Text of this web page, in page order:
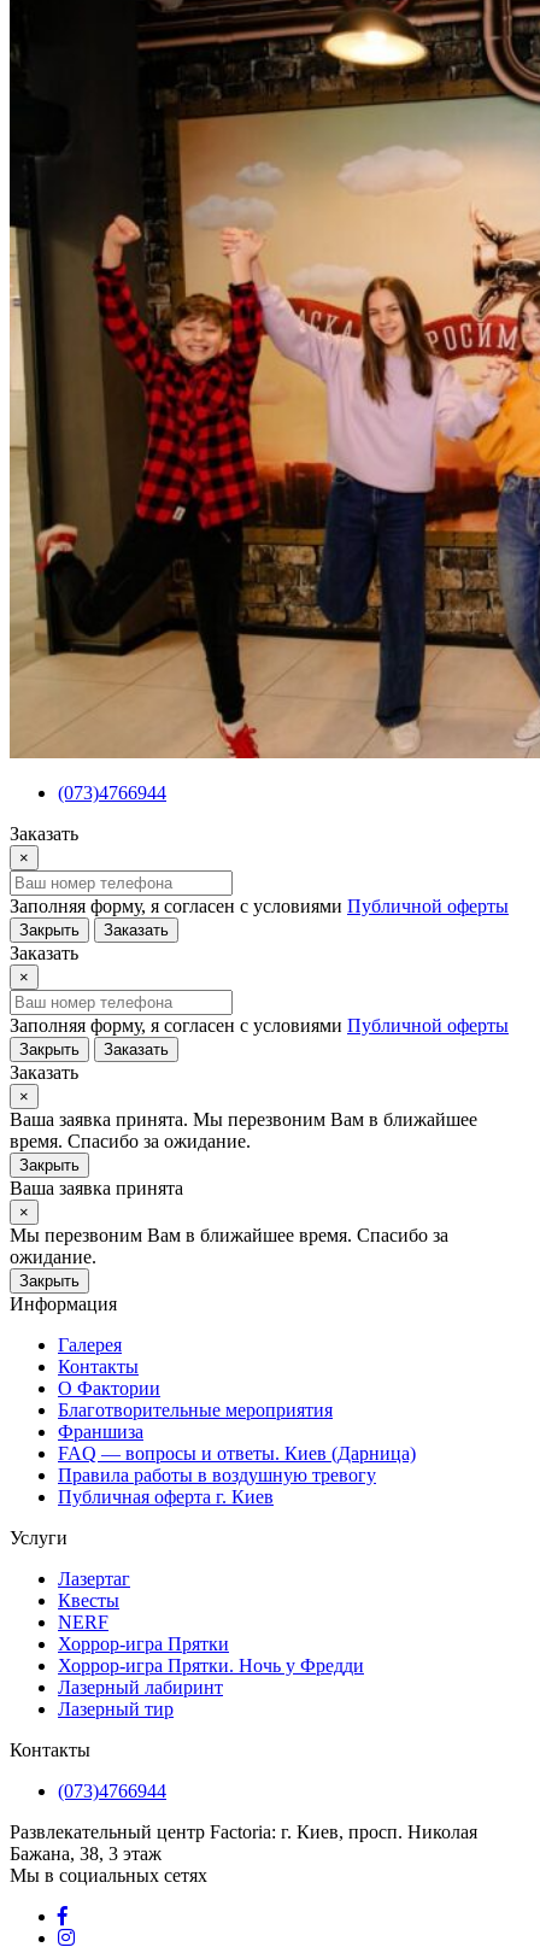
(073)4766944
Заказать
×
Заполняя форму, я согласен с условиями Публичной оферты
Закрыть Заказать
Заказать
×
Заполняя форму, я согласен с условиями Публичной оферты
Закрыть Заказать
Заказать
×
Ваша заявка принята. Мы перезвоним Вам в ближайшее
время. Спасибо за ожидание.
Закрыть
Ваша заявка принята
×
Мы перезвоним Вам в ближайшее время. Спасибо за
ожидание.
Закрыть
Информация
Галерея
Контакты
О Фактории
Благотворительные мероприятия
Франшиза
FAQ — вопросы и ответы. Киев (Дарница)
Правила работы в воздушную тревогу
Публичная оферта г. Киев
Услуги
Лазертаг
Квесты
NERF
Хоррор-игра Прятки
Хоррор-игра Прятки. Ночь у Фредди
Лазерный лабиринт
Лазерный тир
Контакты
(073)4766944
Развлекательный центр Factoria: г. Киев, просп. Николая
Бажана, 38, 3 этаж
Мы в социальных сетях